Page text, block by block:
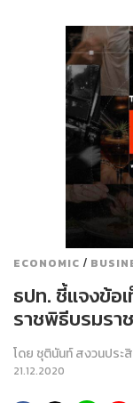
ECONOMIC /
ธปท. ชี้แจงข้อ
ราชพิธีบรมรา
โดย ชุตินันท์ สงวนประ
21.12.2020